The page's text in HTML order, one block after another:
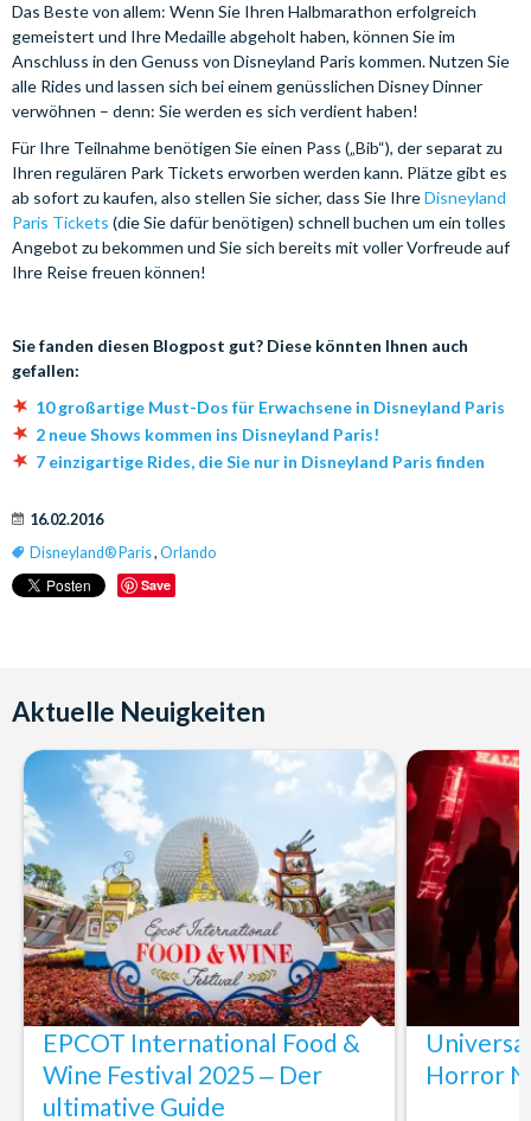
Das Beste von allem: Wenn Sie Ihren Halbmarathon erfolgreich
gemeistert und Ihre Medaille abgeholt haben, können Sie im
Anschluss in den Genuss von Disneyland Paris kommen. Nutzen Sie
alle Rides und lassen sich bei einem genüsslichen Disney Dinner
verwöhnen – denn: Sie werden es sich verdient haben!
Für Ihre Teilnahme benötigen Sie einen Pass („Bib“), der separat zu
Ihren regulären Park Tickets erworben werden kann. Plätze gibt es
ab sofort zu kaufen, also stellen Sie sicher, dass Sie IhreDisneyland
Paris Tickets (die Sie dafür benötigen) schnell buchen um ein tolles
Angebot zu bekommen und Sie sich bereits mit voller Vorfreude auf
Ihre Reise freuen können!
Sie fanden diesen Blogpost gut? Diese könnten Ihnen auch
gefallen:
10 großartige Must-Dos für Erwachsene in Disneyland Paris
2 neue Shows kommen ins Disneyland Paris!
7 einzigartige Rides, die Sie nur in Disneyland Paris finden
16.02.2016
Disneyland® Paris, Orlando
Save
Aktuelle Neuigkeiten
EPCOT International Food &
Wine Festival 2025 ‒ Der
ultimative Guide
Horror